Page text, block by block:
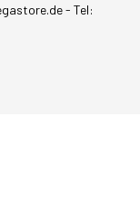
- Tel: